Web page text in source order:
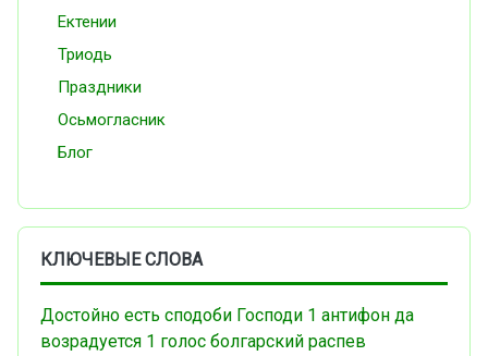
Ектении
Триодь
Праздники
Осьмогласник
Блог
КЛЮЧЕВЫЕ СЛОВА
Достойно есть сподоби Господи 1 антифон да
возрадуется 1 голос болгарский распев